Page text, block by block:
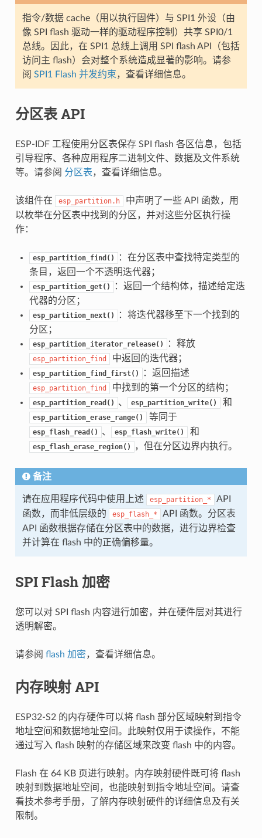
指令/数据 cache（用以执行固件）与 SPI1 外设（由
像 SPI flash 驱动一样的驱动程序控制）共享 SPI0/1
总线。因此，在 SPI1 总线上调用 SPI flash API（包括
访问主 flash）会对整个系统造成显著的影响。请参
阅 SPI1 Flash 并发约束，查看详细信息。
分区表 API
ESP-IDF 工程使用分区表保存 SPI flash 各区信息，包括
引导程序、各种应用程序二进制文件、数据及文件系统
等。请参阅 分区表，查看详细信息。
该组件在 esp_partition.h
中声明了一些 API 函数，用
以枚举在分区表中找到的分区，并对这些分区执行操
作：
esp_partition_find()
：在分区表中查找特定类型的
条目，返回一个不透明迭代器；
esp_partition_get()
：返回一个结构体，描述给定迭
代器的分区；
esp_partition_next()
：将迭代器移至下一个找到的
分区；
esp_partition_iterator_release() ：释放
esp_partition_find 中返回的迭代器；
esp_partition_find_first() ：返回描述
esp_partition_find 中找到的第一个分区的结构；
esp_partition_read() 、 esp_partition_write() 和
esp_partition_erase_range() 等同于
esp_flash_read() 、 esp_flash_write() 和
esp_flash_erase_region() ，但在分区边界内执行。
备注
请在应用程序代码中使用上述 esp_partition_*
API
函数，而非低层级的
esp_flash_*
API 函数。分区表
API 函数根据存储在分区表中的数据，进行边界检查
并计算在 flash 中的正确偏移量。
SPI Flash 加密
您可以对 SPI flash 内容进行加密，并在硬件层对其进行
透明解密。
请参阅 flash 加密，查看详细信息。
内存映射 API
ESP32-S2 的内存硬件可以将 flash 部分区域映射到指令
地址空间和数据地址空间。此映射仅用于读操作，不能
通过写入 flash 映射的存储区域来改变 flash 中的内容。
Flash 在 64 KB 页进行映射。内存映射硬件既可将 flash
映射到数据地址空间，也能映射到指令地址空间。请查
看技术参考手册，了解内存映射硬件的详细信息及有关
限制。